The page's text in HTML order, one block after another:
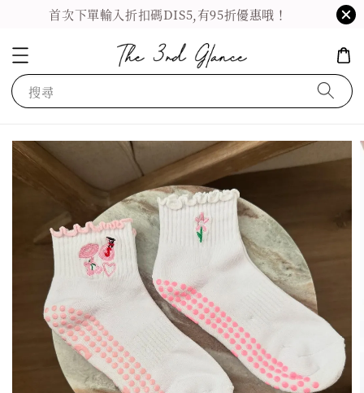
首次下單輸入折扣碼DIS5,有95折優惠哦！
搜尋